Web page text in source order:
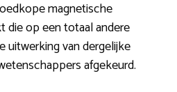
magnetische
die op een totaal andere
uitwerking van dergelijke
afgekeurd.